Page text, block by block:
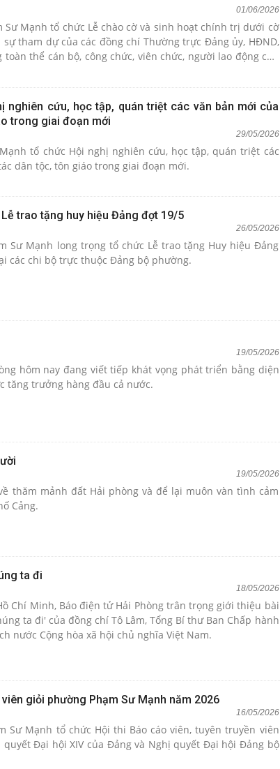
01/06/2026
Sư Mạnh tổ chức Lễ chào cờ và sinh hoạt chính trị dưới cờ
tham dự của các đồng chí Thường trực Đảng ủy, HĐND,
thể cán bộ, công chức, viên chức, người lao động của
nghiên cứu, học tập, quán triệt các văn bản mới của
trong giai đoạn mới
29/05/2026
tổ chức Hội nghị nghiên cứu, học tập, quán triệt các
dân tộc, tôn giáo trong giai đoạn mới.
trao tặng huy hiệu Đảng đợt 19/5
26/05/2026
Sư Mạnh long trọng tổ chức Lễ trao tặng Huy hiệu Đảng
các chi bộ trực thuộc Đảng bộ phường.
19/05/2026
hôm nay đang viết tiếp khát vọng phát triển bằng diện
tăng trưởng hàng đầu cả nước.
19/05/2026
thăm mảnh đất Hải phòng và để lại muôn vàn tình cảm
Cảng.
ta đi
18/05/2026
Chí Minh, Báo điện tử Hải Phòng trân trọng giới thiệu bài
ta đi' của đồng chí Tô Lâm, Tổng Bí thư Ban Chấp hành
nước Cộng hòa xã hội chủ nghĩa Việt Nam.
giỏi phường Phạm Sư Mạnh năm 2026
16/05/2026
Sư Mạnh tổ chức Hội thi Báo cáo viên, tuyên truyền viên
Đại hội XIV của Đảng và Nghị quyết Đại hội Đảng bộ